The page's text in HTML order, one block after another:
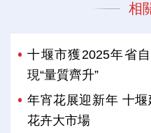
相
十堰市獲2025年省
現“量質齊升”
年宵花展迎新年 十
花卉大市場